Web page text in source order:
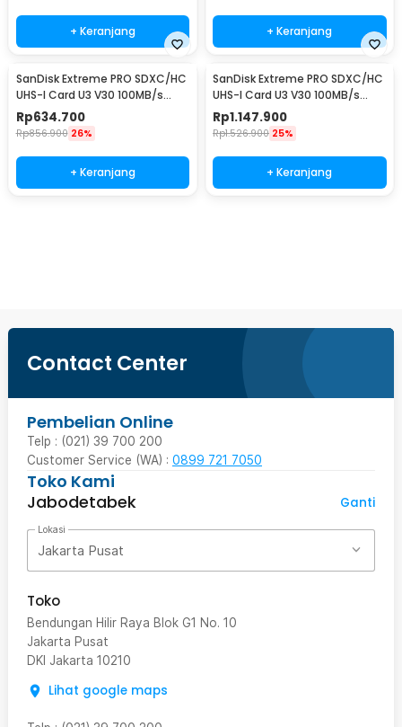
+ Keranjang + Keranjang
SanDisk Extreme PRO SDXC/HC
UHS-I Card U3 V30 100MB/s
200MB/s 128GB-SDSDXXD-128G
Rp634.700
Rp856.900 26%
+ Keranjang
SanDisk Extreme PRO SDXC/HC
UHS-I Card U3 V30 100MB/s
200MB/s 256GB-SDSDXXD-
256G
Rp1.147.900
Rp1.526.900 25%
+ Keranjang
Contact Center
Pembelian Online
Telp : (021) 39 700 200
Customer Service (WA) : 0899 721 7050
Toko Kami
Jabodetabek
Ganti
Lokasi
Jakarta Pusat
Toko
Bendungan Hilir Raya Blok G1 No. 10
Jakarta Pusat
DKI Jakarta 10210
Lihat google maps